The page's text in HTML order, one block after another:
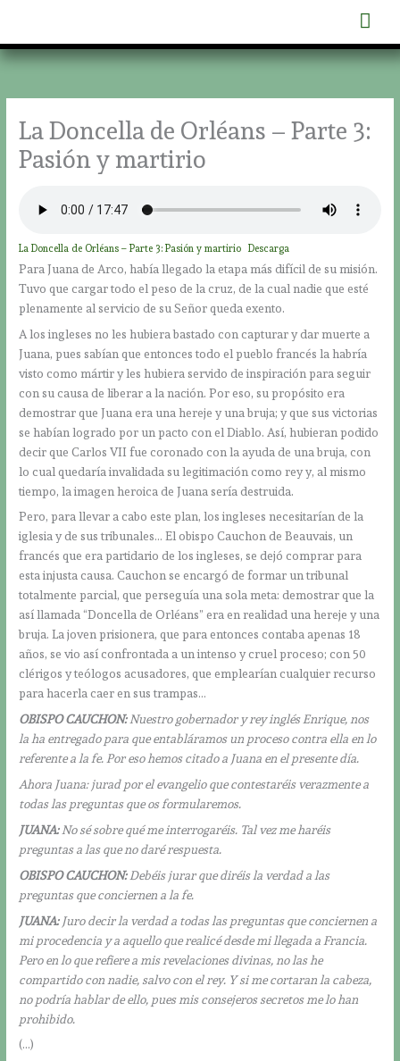
contenido
La Doncella de Orléans – Parte 3:
Pasión y martirio
La Doncella de Orléans – Parte 3: Pasión y martirio Descarga
Para Juana de Arco, había llegado la etapa más difícil de su misión.
Tuvo que cargar todo el peso de la cruz, de la cual nadie que esté
plenamente al servicio de su Señor queda exento.
A los ingleses no les hubiera bastado con capturar y dar muerte a
Juana, pues sabían que entonces todo el pueblo francés la habría
visto como mártir y les hubiera servido de inspiración para seguir
con su causa de liberar a la nación. Por eso, su propósito era
demostrar que Juana era una hereje y una bruja; y que sus victorias
se habían logrado por un pacto con el Diablo. Así, hubieran podido
decir que Carlos VII fue coronado con la ayuda de una bruja, con
lo cual quedaría invalidada su legitimación como rey y, al mismo
tiempo, la imagen heroica de Juana sería destruida.
Pero, para llevar a cabo este plan, los ingleses necesitarían de la
iglesia y de sus tribunales… El obispo Cauchon de Beauvais, un
francés que era partidario de los ingleses, se dejó comprar para
esta injusta causa. Cauchon se encargó de formar un tribunal
totalmente parcial, que perseguía una sola meta: demostrar que la
así llamada “Doncella de Orléans” era en realidad una hereje y una
bruja. La joven prisionera, que para entonces contaba apenas 18
años, se vio así confrontada a un intenso y cruel proceso; con 50
clérigos y teólogos acusadores, que emplearían cualquier recurso
para hacerla caer en sus trampas…
OBISPO CAUCHON:Nuestro gobernador y rey inglés Enrique, nos
la ha entregado para que entabláramos un proceso contra ella en lo
referente a la fe. Por eso hemos citado a Juana en el presente día.
Ahora Juana: jurad por el evangelio que contestaréis verazmente a
todas las preguntas que os formularemos.
JUANA:No sé sobre qué me interrogaréis. Tal vez me haréis
preguntas a las que no daré respuesta.
OBISPO CAUCHON:Debéis jurar que diréis la verdad a las
preguntas que conciernen a la fe.
JUANA: Juro decir la verdad a todas las preguntas que conciernen a
mi procedencia y a aquello que realicé desde mi llegada a Francia.
Pero en lo que refiere a mis revelaciones divinas, no las he
compartido con nadie, salvo con el rey. Y si me cortaran la cabeza,
no podría hablar de ello, pues mis consejeros secretos me lo han
prohibido.
(…)